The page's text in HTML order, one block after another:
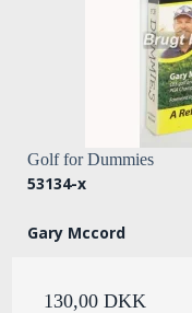
Golf for Dummies
53134-x
Gary Mccord
130,00 DKK